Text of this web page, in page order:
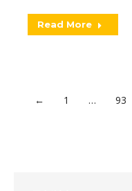
Read More
← 1 … 93